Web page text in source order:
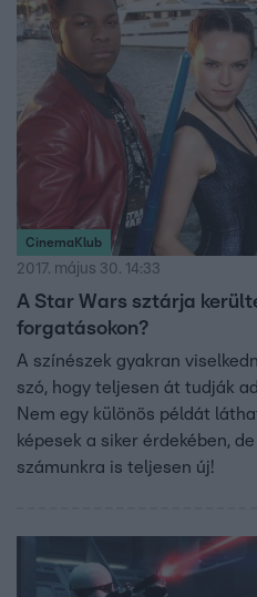
CinemaKlub
2017. május 30. 14:33
A Star Wars sztárja
forgatásokon?
A színészek gyakran
szó, hogy teljesen át tudják
Nem egy különös példát
képesek a siker érdekében,
számunkra is teljesen új!